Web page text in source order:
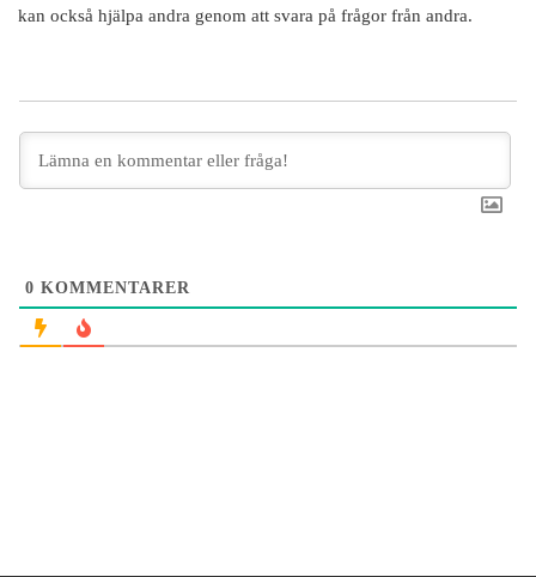
kan också hjälpa andra genom att svara på frågor från andra.
0 KOMMENTARER